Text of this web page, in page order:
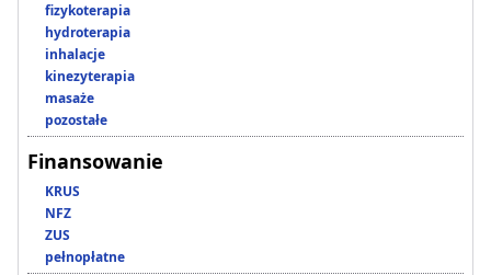
fizykoterapia
hydroterapia
inhalacje
kinezyterapia
masaże
pozostałe
Finansowanie
KRUS
NFZ
ZUS
pełnopłatne